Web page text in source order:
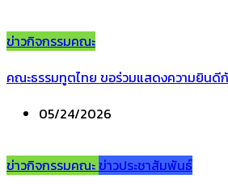
ข่าวกิจกรรมคณะ
คณะธรรมทูตไทย ขอร่วมแสดงความยินดี
05/24/2026
ข่าวกิจกรรมคณะ ข่าวประชาสัมพันธ์